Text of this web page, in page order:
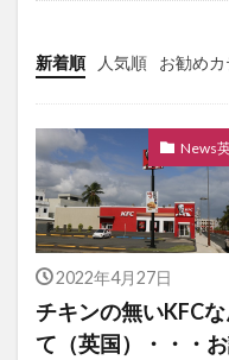
新着順 人気順 お勧めカ
ライフ
News
2022年4月27日
チキンの無いKFC
て（英国）・・・